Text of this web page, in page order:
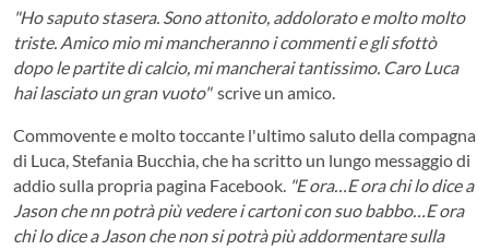
"Ho saputo stasera. Sono attonito, addolorato e molto molto
triste. Amico mio mi mancheranno i commenti e gli sfottò
dopo le partite di calcio, mi mancherai tantissimo. Caro Luca
hai lasciato un gran vuoto" scrive un amico.
Commovente e molto toccante l'ultimo saluto della compagna
di Luca, Stefania Bucchia, che ha scritto un lungo messaggio di
addio sulla propria pagina Facebook. "E ora…E ora chi lo dice a
Jason che nn potrà più vedere i cartoni con suo babbo…E ora
chi lo dice a Jason che non si potrà più addormentare sulla